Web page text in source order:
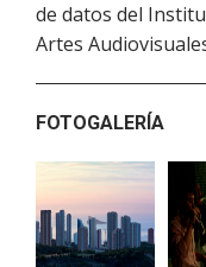
de datos del
Artes
FOTOGALERÍA